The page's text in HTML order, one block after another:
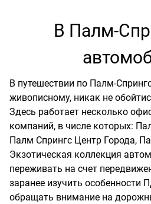
В Палм-
В путешествии по Палм-
живописному, никак не
Здесь работает несколько
компаний, в числе которых:
Палм Спрингс Центр Города,
Экзотическая коллекция
переживать на счет
заранее изучить особенности
обращать внимание на